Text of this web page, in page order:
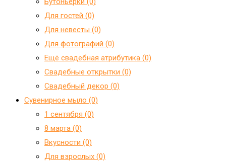
Для гостей (0)
Для невесты (0)
Для фотографий (0)
Ещё свадебная атрибутика (0)
Свадебные открытки (0)
Свадебный декор (0)
Сувенирное мыло (0)
1 сентября (0)
8 марта (0)
Вкусности (0)
Для взрослых (0)